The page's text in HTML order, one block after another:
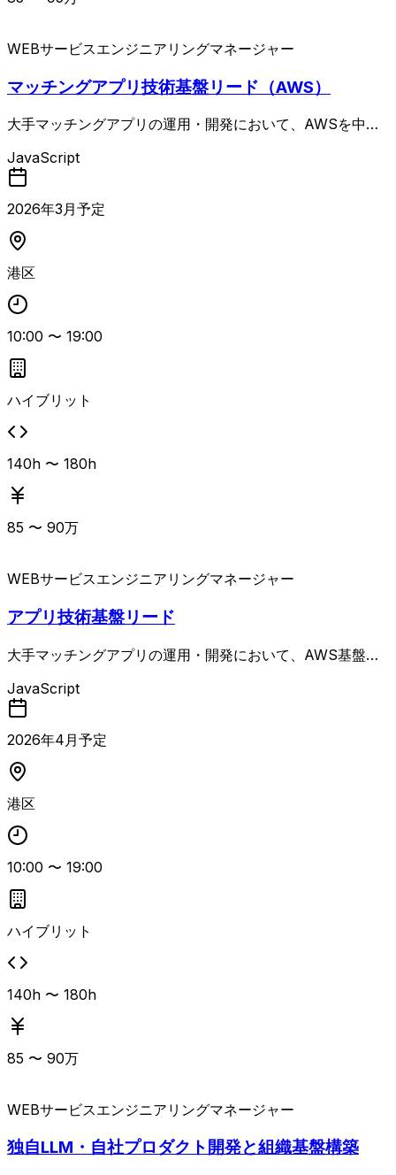
WEBサービスエンジニアリングマネージャー
マッチングアプリ技術基盤リード（AWS）
大手マッチングアプリの運用・開発において、AWSを中心
ジャーポジション。 AWS移行完了後のフェーズとして、安
定運用やコスト最適化、セキュリティ強化、クラウドネイテ
ィブ化などを見据え、サービス全体を俯瞰したアーキテクチ
ャ設計や技術方針策定をリードします。 具体的には、AWS
基盤の技術戦略立案・推進、アーキテクチャ設計・最適化、
定、パフォーマンスや信頼性・コストの最適化、経営層や開
発部門と連携した技術的意思決定、技術選定や標準化・ナレ
ッジ整備などを担当します。 組織横断で技術基盤を牽引で
きるシニアクラスの人材を想定した案件です。
JavaScript
2026年3月予定
港区
10:00 〜 19:00
ハイブリット
140h 〜 180h
85 〜 90万
WEBサービスエンジニアリングマネージャー
アプリ技術基盤リード
大手マッチングアプリの運用・開発において、AWS基盤を
ポジション。 サービス全体を俯瞰し、アーキテクチャ設計
や技術方針策定、セキュリティ・SRE・運用方針の策定、パ
フォーマンスや信頼性・コストの最適化を推進しつつ、経営
層および開発部門と連携して技術的意思決定を行います。
技術選定や標準化、ナレッジ整備も含め、AWS移行後の安
JavaScript
2026年4 月予定
港区
10:00 〜 19:00
ハイブリット
140h 〜 180h
85 〜 90万
WEBサービスエンジニアリングマネージャー
独自LLM・自社プロダクト開発と組織基盤構築